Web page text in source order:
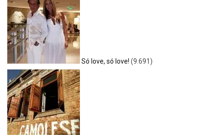
Só love, só love! (9.691)